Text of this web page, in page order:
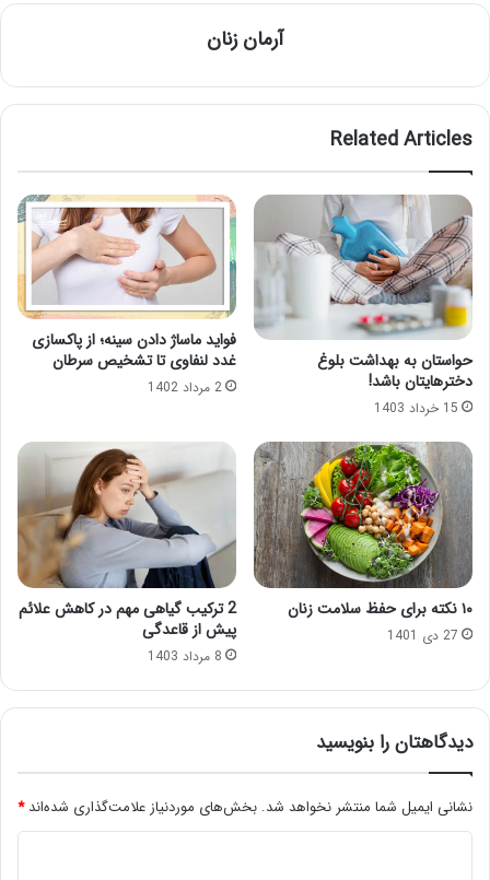
آرمان زنان
Related Articles
حواستان به بهداشت بلوغ
دخترهایتان باشد!
15 خرداد 1403
فواید ماساژ دادن سینه؛ از پاکسازی
غدد لنفاوی تا تشخیص سرطان
2 مرداد 1402
۱۰ نکته برای حفظ سلامت زنان
27 دی 1401
2 ترکیب گیاهی مهم در کاهش علائم
پیش از قاعدگی
8 مرداد 1403
دیدگاهتان را بنویسید
نشانی ایمیل شما منتشر نخواهد شد. بخش‌های موردنیاز علامت‌گذاری شده‌اند*